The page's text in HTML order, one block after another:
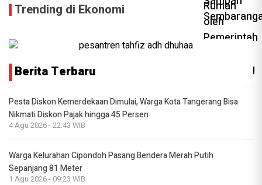
Trending di Ekonomi
Berita Terbaru
Pesta Diskon Kemerdekaan Dimulai, Warga Kota Tangerang Bisa
Nikmati Diskon Pajak hingga 45 Persen
4 Agu 2026 - 22:43 WIB
Warga Kelurahan Cipondoh Pasang Bendera Merah Putih
Sepanjang 81 Meter
1 Agu 2026 - 09:23 WIB